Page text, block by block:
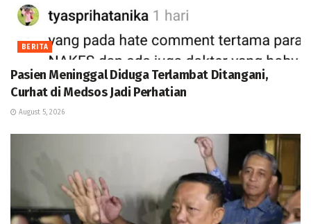
BERITA
Pasien Meninggal Diduga Terlambat Ditangani,
Curhat di Medsos Jadi Perhatian
August 5, 2026